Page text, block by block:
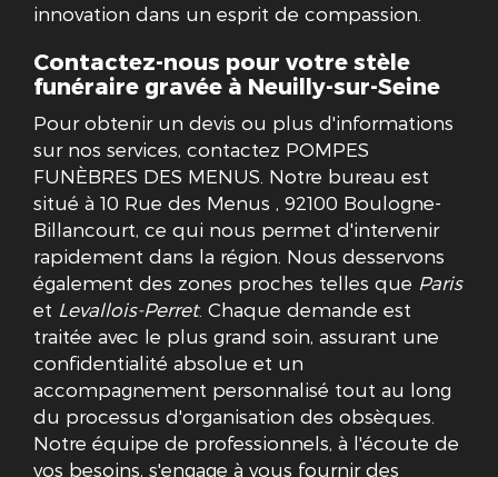
innovation dans un esprit de compassion.
Contactez-nous pour votre stèle
funéraire gravée à Neuilly-sur-Seine
Pour obtenir un devis ou plus d'informations
sur nos services, contactez POMPES
FUNÈBRES DES MENUS. Notre bureau est
situé à 10 Rue des Menus , 92100 Boulogne-
Billancourt, ce qui nous permet d'intervenir
rapidement dans la région. Nous desservons
également des zones proches telles que Paris
et Levallois-Perret. Chaque demande est
traitée avec le plus grand soin, assurant une
confidentialité absolue et un
accompagnement personnalisé tout au long
du processus d'organisation des obsèques.
Notre équipe de professionnels, à l'écoute de
vos besoins, s'engage à vous fournir des